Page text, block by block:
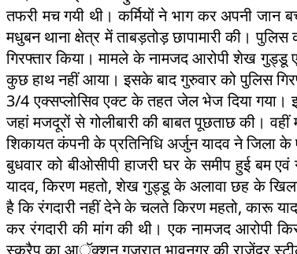
तफरी मच गयी थी। कर्मियों ने भाग कर अपनी जान
मधुबन थाना क्षेत्र में ताबड़तोड़ छापामारी की।
गिरफ्तार किया। मामले के नामजद आरोपी शेख गुड्डू
कुछ हाथ नहीं आया। इसके बाद गुरुवार को पुलिस
3/4 एक्सप्लोसिव एक्ट के तहत जेल भेज दिया गया।
जहां मजदूरों से गोलीबारी की बाबत पूछताछ की।
शिकायत कंपनी के प्रतिनिधि अर्जुन यादव ने जिला
बुधवार को बीओसीपी हाजरी घर के समीप हुई बम
यादव, किरण महतो, शेख गुड्डू के अलावा छह के
है कि रंगदारी नहीं देने के चलते किरण महतो, कारू
कर रंगदारी की मांग की थी। एक नामजद आरोपी
स्क्रैप का आॅक्शन गुजरात भावनगर की राजेंद्र